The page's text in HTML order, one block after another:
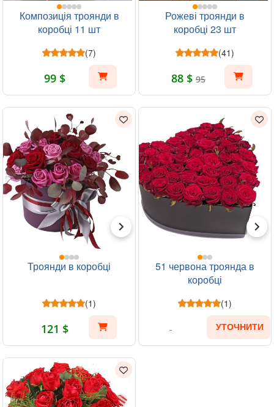
Композиція троянди в
коробці 11 шт
(7)
99 $
Рожеві троянди в
коробці 23 шт
(41)
88 $ 95
Троянди в коробці
(1)
121 $
51 червона троянда в
коробці
(1)
УТОЧНИТИ